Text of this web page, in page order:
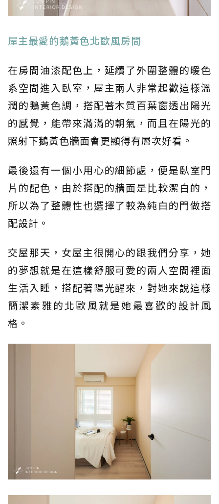
屋主最愛的鵝黃色北歐風房間
在房間油漆配色上，延續了外圍整體的暖色
系空間進入臥室，屋主兩人非常起歡這樣溫
潤的鵝黃色調，搭配著木質百葉窗透出陽光
的感覺，能帶來滿滿的朝氣，而且在陽光的
照射下鵝黃色牆面會更顯得有層次好看。
最後還有一個小用心的細節處，便是臥室門
片的配色，由於搭配的牆面是比較潔白的，
所以為了整體性也選擇了較為純白的門做搭
配設計。
交屋那天，女屋主很開心的跟我們分享，她
的夢想就是在這樣舒服可愛的兩人空間裡面
生活入睡，搭配著陽光醒來，對她來說這樣
簡潔素雅的北歐風就是她最喜歡的設計風
格。